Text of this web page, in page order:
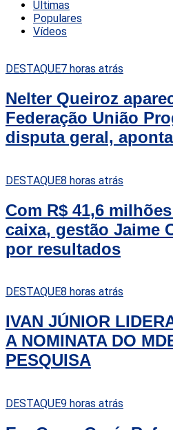
Últimas
Populares
Vídeos
DESTAQUE7 horas atrás
Nelter Queiroz
Federação União
disputa geral,
DESTAQUE8 horas atrás
Com R$ 41,6
caixa, gestão Jaime
por resultados
DESTAQUE8 horas atrás
IVAN JÚNIOR
A NOMINATA DO
PESQUISA
DESTAQUE9 horas atrás